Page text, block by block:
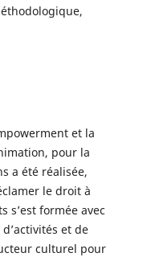
et la
pour la
a été réalisée,
le droit à
s’est formée avec
et de
culturel pour